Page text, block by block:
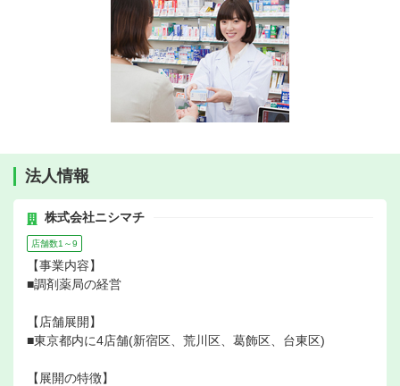
法人情報
株式会社ニシマチ
店舗数1～9
【事業内容】
■調剤薬局の経営
【店舗展開】
■東京都内に4店舗(新宿区、荒川区、葛飾区、台東区)
【展開の特徴】